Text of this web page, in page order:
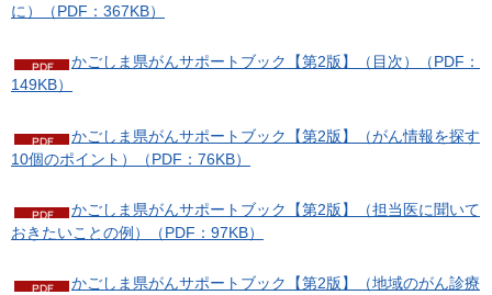
に）（PDF：367KB）
かごしま県がんサポートブック【第2版】（目次）（PDF：
149KB）
かごしま県がんサポートブック【第2版】（がん情報を探す
10個のポイント）（PDF：76KB）
かごしま県がんサポートブック【第2版】（担当医に聞いて
おきたいことの例）（PDF：97KB）
かごしま県がんサポートブック【第2版】（地域のがん診療